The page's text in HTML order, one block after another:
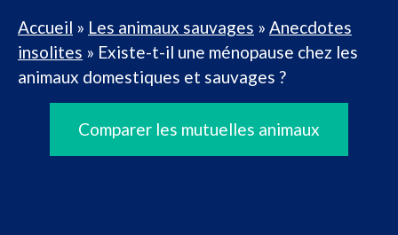
Accueil » Les animaux sauvages » Anecdotes
insolites » Existe-t-il une ménopause chez les
animaux domestiques et sauvages ?
Comparer les mutuelles animaux